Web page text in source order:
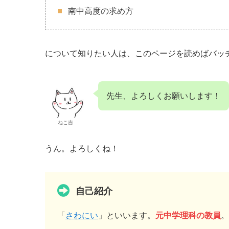
南中高度の求め方
について知りたい人は、このページを読めばバッ
ねこ吉
先生、よろしくお願いします！
うん。よろしくね！
自己紹介
「 さわにい 」といいます。 元中学理科の教員。